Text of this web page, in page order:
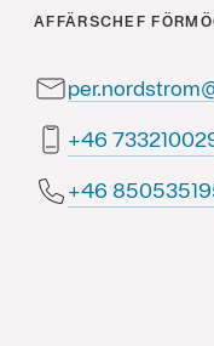
AFFÄRSCHEF
920012337
591535058